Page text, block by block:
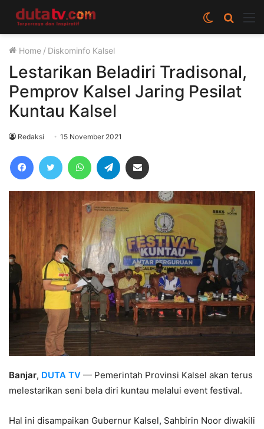
Cari
berita
Switch
skin
Home / Diskominfo Kalsel
Lestarikan Beladiri Tradisonal,
Pemprov Kalsel Jaring Pesilat
Kuntau Kalsel
Redaksi 15 November 2021
FacebookTwitter WhatsAppTelegram
Banjar, DUTA TV — Pemerintah Provinsi Kalsel akan terus
melestarikan seni bela diri kuntau melalui event festival.
Hal ini disampaikan Gubernur Kalsel, Sahbirin Noor diwakili